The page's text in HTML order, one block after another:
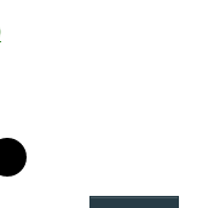
Linkedin
profil Facebook
le profil Twitter
Partager par WhatsApp